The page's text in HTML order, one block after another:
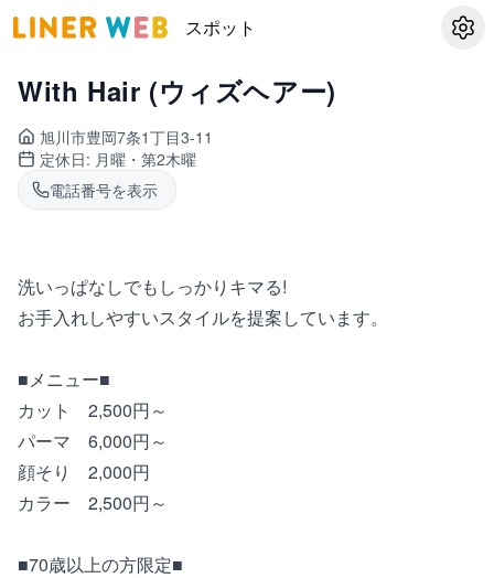
スポット 設定
With Hair (ウィズヘアー)
旭川市豊岡7条1丁目3-11
定休日: 月曜・第2木曜
電話番号を表示
洗いっぱなしでもしっかりキマる!
お手入れしやすいスタイルを提案しています。
■メニュー■
カット 2,500円～
パーマ 6,000円～
顔そり 2,000円
カラー 2,500円～
■70歳以上の方限定■